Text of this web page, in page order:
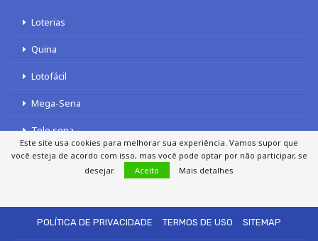
Loterias
Quina
Lotofácil
Mega-Sena
Tele sena
POLÍTICA DE PRIVACIDADE
TERMOS DE USO SITEMAP
Este site usa cookies para melhorar sua experiência. Vamos supor que
você esteja de acordo com isso, mas você pode optar por não participar, se
desejar.
Aceito Mais detalhes